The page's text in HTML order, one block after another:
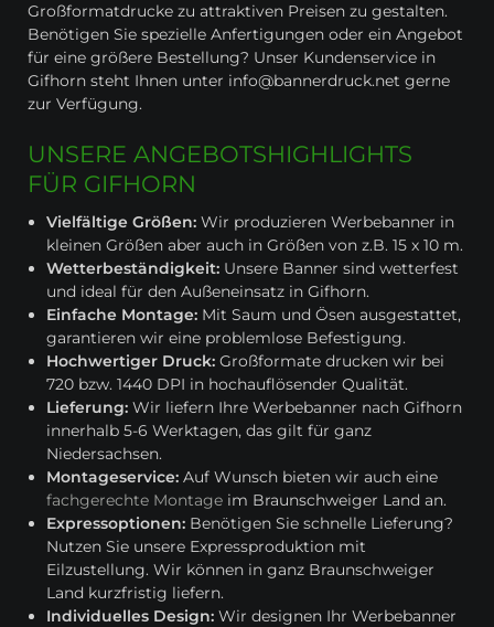
Großformatdrucke zu attraktiven Preisen zu gestalten.
Benötigen Sie spezielle Anfertigungen oder ein Angebot
für eine größere Bestellung? Unser Kundenservice in
Gifhorn steht Ihnen unter info@bannerdruck.net gerne
zur Verfügung.
UNSERE ANGEBOTSHIGHLIGHTS
FÜR GIFHORN
Vielfältige Größen:Wir produzieren Werbebanner in
kleinen Größen aber auch in Größen von z.B. 15 x 10 m.
Wetterbeständigkeit: Unsere Banner sind wetterfest
und ideal für den Außeneinsatz in Gifhorn.
Einfache Montage: Mit Saum und Ösen ausgestattet,
garantieren wir eine problemlose Befestigung.
Hochwertiger Druck:Großformate drucken wir bei
720 bzw. 1440 DPI in hochauflösender Qualität.
Lieferung:Wir liefern Ihre Werbebanner nach Gifhorn
innerhalb 5-6 Werktagen, das gilt für ganz
Niedersachsen.
Montageservice:Auf Wunsch bieten wir auch eine
fachgerechte Montage im Braunschweiger Land an.
Expressoptionen: Benötigen Sie schnelle Lieferung?
Nutzen Sie unsere Expressproduktion mit
Eilzustellung. Wir können in ganz Braunschweiger
Land kurzfristig liefern.
Individuelles Design:Wir designen Ihr Werbebanner